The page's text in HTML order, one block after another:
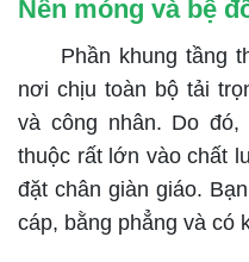
Nền móng và bệ
Phần khung tầng
nơi chịu toàn bộ tải
và công nhân. Do
thuộc rất lớn vào chất
đặt chân giàn giáo.
cáp, bằng phẳng và có